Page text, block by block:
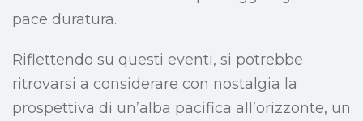
pace duratura.
Riflettendo su questi eventi, si potrebbe
ritrovarsi a considerare con nostalgia la
prospettiva di un’alba pacifica all’orizzonte, un